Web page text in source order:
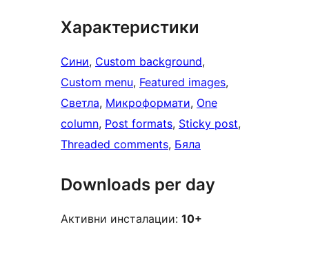
Характеристики
Сини, Custom background
Custom menu, Featured images
Светла, Микроформати, One
column, Post formats, Sticky post
Threaded comments, Бяла
Downloads per day
Активни инсталации: 10+